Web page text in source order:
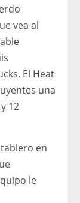
vea al
El Heat
una
12
en
le